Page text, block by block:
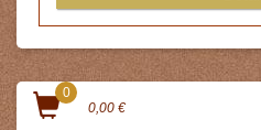
0
0,00 €